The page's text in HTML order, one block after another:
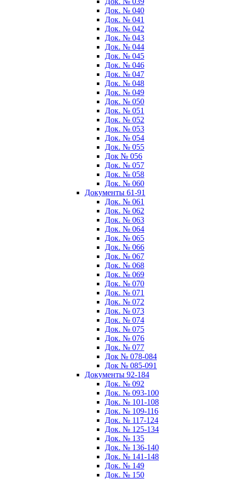
Док. № 040
Док. № 041
Док. № 042
Док. № 043
Док. № 044
Док. № 045
Док. № 046
Док. № 047
Док. № 048
Док. № 049
Док. № 050
Док. № 051
Док. № 052
Док. № 053
Док. № 054
Док. № 055
Док № 056
Док. № 057
Док. № 058
Док. № 060
Документы 61-91
Док. № 061
Док. № 062
Док. № 063
Док. № 064
Док. № 065
Док. № 066
Док. № 067
Док. № 068
Док. № 069
Док. № 070
Док. № 071
Док. № 072
Док. № 073
Док. № 074
Док. № 075
Док. № 076
Док. № 077
Док № 078-084
Док № 085-091
Документы 92-184
Док. № 092
Док. № 093-100
Док. № 101-108
Док. № 109-116
Док. № 117-124
Док. № 125-134
Док. № 135
Док. № 136-140
Док. № 141-148
Док. № 149
Док. № 150